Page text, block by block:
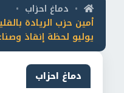
• دماغ احزاب •
يوليو لحظة إنقاذ
دماغ احزاب